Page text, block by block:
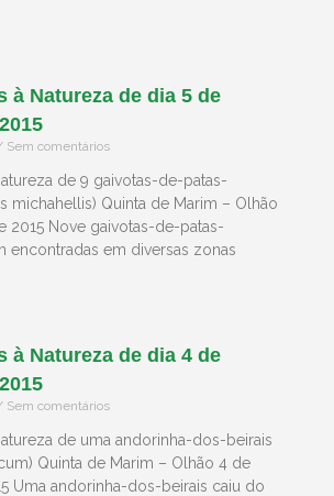
à Natureza de dia 5 de
Sem comentários
de 9 gaivotas-de-patas-
michahellis) Quinta de Marim – Olhão
2015 Nove gaivotas-de-patas-
encontradas em diversas zonas
à Natureza de dia 4 de
Sem comentários
de uma andorinha-dos-beirais
Quinta de Marim – Olhão 4 de
Uma andorinha-dos-beirais caiu do